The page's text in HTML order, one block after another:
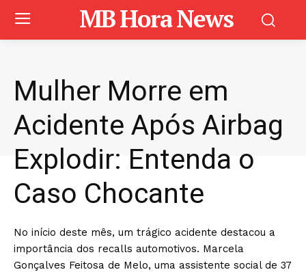
MB Hora News
Mulher Morre em
Acidente Após Airbag
Explodir: Entenda o
Caso Chocante
No início deste mês, um trágico acidente destacou a
importância dos recalls automotivos. Marcela
Gonçalves Feitosa de Melo, uma assistente social de 37